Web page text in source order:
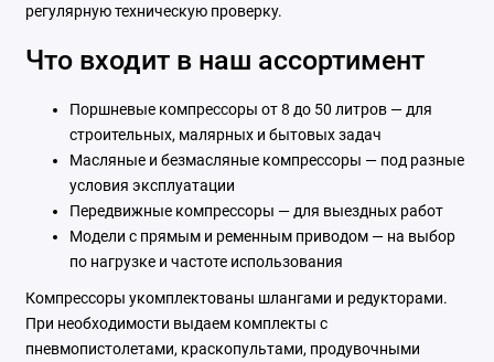
регулярную техническую проверку.
Что входит в наш ассортимент
Поршневые компрессоры от 8 до 50 литров — для
строительных, малярных и бытовых задач
Масляные и безмасляные компрессоры — под разные
условия эксплуатации
Передвижные компрессоры — для выездных работ
Модели с прямым и ременным приводом — на выбор
по нагрузке и частоте использования
Компрессоры укомплектованы шлангами и редукторами.
При необходимости выдаем комплекты с
пневмопистолетами, краскопультами, продувочными